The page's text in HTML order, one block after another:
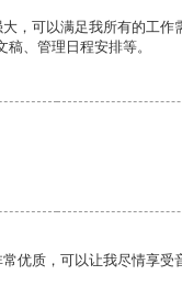
，可以满足我所有的工作
、管理日程安排等。
优质，可以让我尽情享受